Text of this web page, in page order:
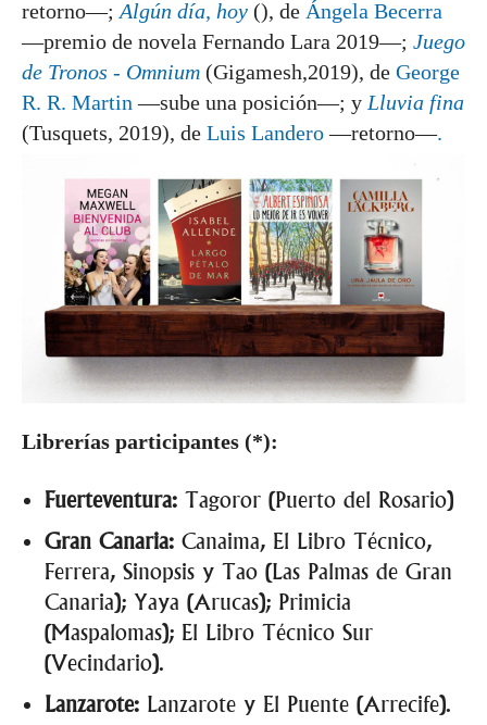
retorno—; Algún día, hoy (), de Ángela Becerra
—premio de novela Fernando Lara 2019—; Juego
de Tronos - Omnium (Gigamesh,2019), de George
R. R. Martin —sube una posición—; y Lluvia fina
(Tusquets, 2019), de Luis Landero—retorno—.
Librerías participantes (*):
Fuerteventura: Tagoror (Puerto del Rosario)
Gran Canaria: Canaima, El Libro Técnico,
Ferrera, Sinopsis y Tao (Las Palmas de Gran
Canaria); Yaya (Arucas); Primicia
(Maspalomas); El Libro Técnico Sur
(Vecindario).
Lanzarote: Lanzarote y El Puente (Arrecife).